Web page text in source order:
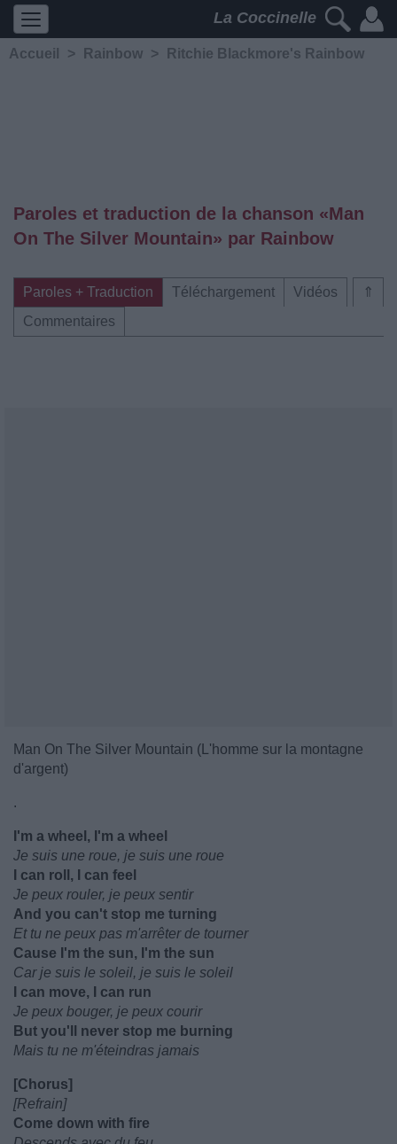
La Coccinelle
Accueil > Rainbow > Ritchie Blackmore's Rainbow
Paroles et traduction de la chanson «Man
On The Silver Mountain» par Rainbow
⇑
Paroles + Traduction Téléchargement
Vidéos
Commentaires
Man On The Silver Mountain (L'homme sur la montagne
d'argent)
.
I'm a wheel, I'm a wheel
Je suis une roue, je suis une roue
I can roll, I can feel
Je peux rouler, je peux sentir
And you can't stop me turning
Et tu ne peux pas m'arrêter de tourner
Cause I'm the sun, I'm the sun
Car je suis le soleil, je suis le soleil
I can move, I can run
Je peux bouger, je peux courir
But you'll never stop me burning
Mais tu ne m'éteindras jamais
[Chorus]
[Refrain]
Come down with fire